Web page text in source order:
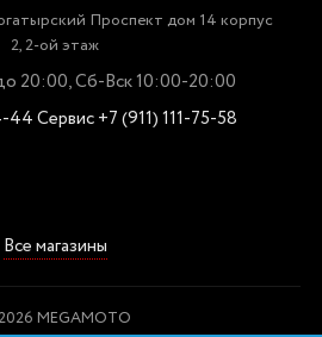
Проспект дом 14 корпус
2, 2-ой этаж
20:00, Сб-Вск 10:00-20:00
44Сервис +7 (911) 111-75-58
Все магазины
MEGAMOTO